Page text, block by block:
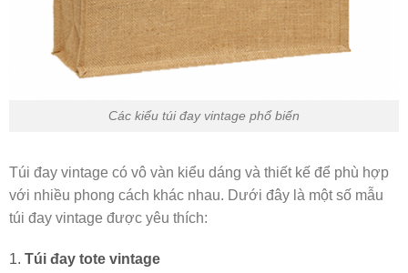
Các kiểu túi đay vintage phổ biến
Túi đay vintage có vô vàn kiểu dáng và thiết kế để phù hợp
với nhiều phong cách khác nhau. Dưới đây là một số mẫu
túi đay vintage được yêu thích:
1. Túi đay tote vintage